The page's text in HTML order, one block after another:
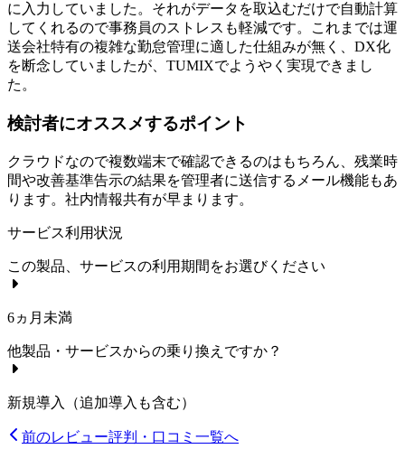
に入力していました。それがデータを取込むだけで自動計算
してくれるので事務員のストレスも軽減です。これまでは運
送会社特有の複雑な勤怠管理に適した仕組みが無く、DX化
を断念していましたが、TUMIXでようやく実現できまし
た。
検討者にオススメするポイント
クラウドなので複数端末で確認できるのはもちろん、残業時
間や改善基準告示の結果を管理者に送信するメール機能もあ
ります。社内情報共有が早まります。
サービス利用状況
この製品、サービスの利用期間をお選びください
6ヵ月未満
他製品・サービスからの乗り換えですか？
新規導入（追加導入も含む）
前のレビュー評判・口コミ一覧へ